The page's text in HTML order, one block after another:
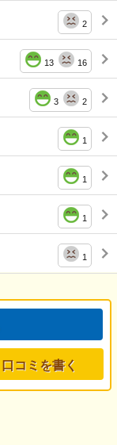
2
13 16
3 2
1
1
1
1
口コミを書く